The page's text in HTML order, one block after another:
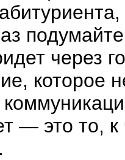
через
которое
— это то,